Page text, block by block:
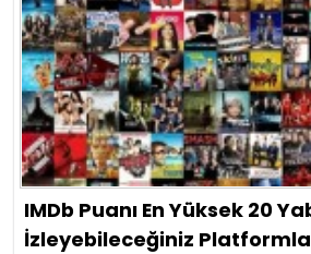
IMDb Puanı En Yüksek 20
İzleyebileceğiniz